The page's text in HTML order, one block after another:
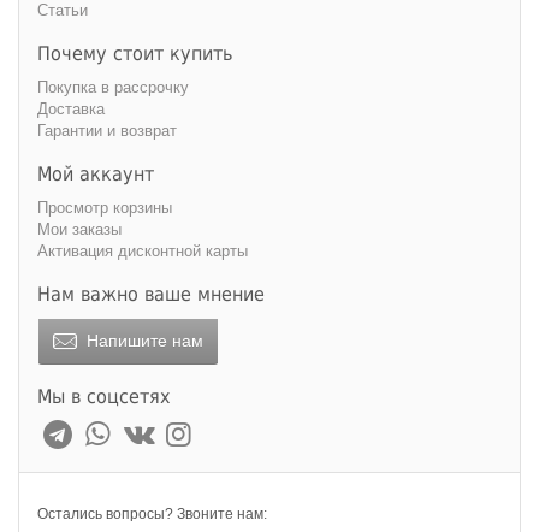
Статьи
Почему стоит купить
Покупка в рассрочку
Доставка
Гарантии и возврат
Мой аккаунт
Просмотр корзины
Мои заказы
Активация дисконтной карты
Нам важно ваше мнение
Напишите нам
Мы в соцсетях
Остались вопросы? Звоните нам: